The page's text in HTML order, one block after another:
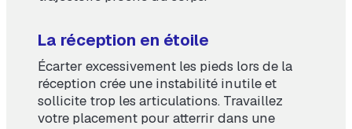
La réception en étoile
Écarter excessivement les pieds lors de la
réception crée une instabilité inutile et
sollicite trop les articulations. Travaillez
votre placement pour atterrir dans une